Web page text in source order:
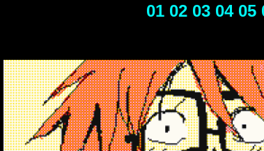
0102 03 04 05